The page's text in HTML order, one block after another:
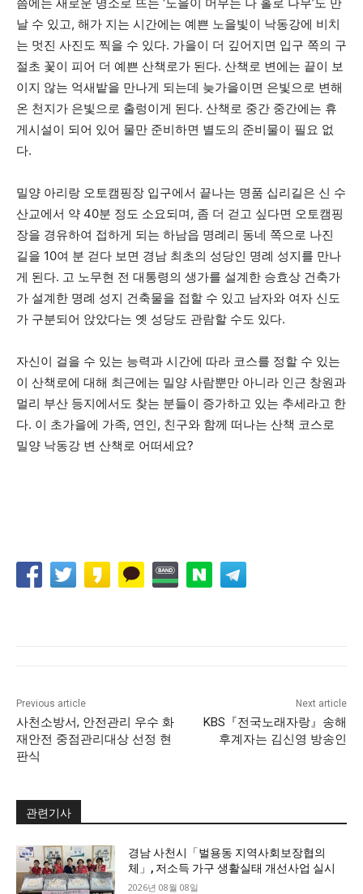
쯤에는 새로운 명소로 뜨는 ‘노을이 머무는 나 홀로 나무’도 만
날 수 있고, 해가 지는 시간에는 예쁜 노을빛이 낙동강에 비치
는 멋진 사진도 찍을 수 있다. 가을이 더 깊어지면 입구 쪽의 구
절초 꽃이 피어 더 예쁜 산책로가 된다. 산책로 변에는 끝이 보
이지 않는 억새밭을 만나게 되는데 늦가을이면 은빛으로 변해
온 천지가 은빛으로 출렁이게 된다. 산책로 중간 중간에는 휴
게시설이 되어 있어 물만 준비하면 별도의 준비물이 필요 없
다.
밀양 아리랑 오토캠핑장 입구에서 끝나는 명품 십리길은 신 수
산교에서 약 40분 정도 소요되며, 좀 더 걷고 싶다면 오토캠핑
장을 경유하여 접하게 되는 하남읍 명례리 동네 쪽으로 나진
길을 10여 분 걷다 보면 경남 최초의 성당인 명례 성지를 만나
게 된다. 고 노무현 전 대통령의 생가를 설계한 승효상 건축가
가 설계한 명례 성지 건축물을 접할 수 있고 남자와 여자 신도
가 구분되어 앉았다는 옛 성당도 관람할 수도 있다.
자신이 걸을 수 있는 능력과 시간에 따라 코스를 정할 수 있는
이 산책로에 대해 최근에는 밀양 사람뿐만 아니라 인근 창원과
멀리 부산 등지에서도 찾는 분들이 증가하고 있는 추세라고 한
다. 이 초가을에 가족, 연인, 친구와 함께 떠나는 산책 코스로
밀양 낙동강 변 산책로 어떠세요?
Previous article
사천소방서, 안전관리 우수 화
재안전 중점관리대상 선정 현
판식
Next article
KBS『전국노래자랑』송해
후계자는 김신영 방송인
관련기사
경남 사천시「벌용동 지역사회보장협의
체」, 저소득 가구 생활실태 개선사업 실시
2026년 08월 08일